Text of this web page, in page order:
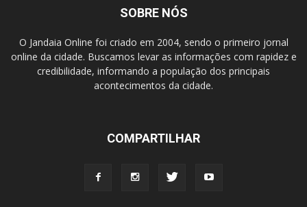
SOBRE NÓS
O Jandaia Online foi criado em 2004, sendo o primeiro jornal
online da cidade. Buscamos levar as informações com rapidez e
credibilidade, informando a população dos principais
acontecimentos da cidade.
COMPARTILHAR